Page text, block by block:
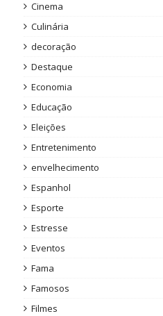
Cinema
Culinária
decoração
Destaque
Economia
Educação
Eleições
Entretenimento
envelhecimento
Espanhol
Esporte
Estresse
Eventos
Fama
Famosos
Filmes